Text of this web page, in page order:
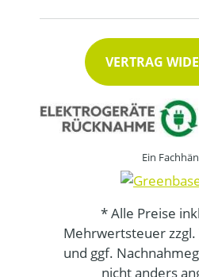
VERTRAG
Ein
* Alle Preise
Mehrwertsteuer zzgl.
und ggf.
nicht anders